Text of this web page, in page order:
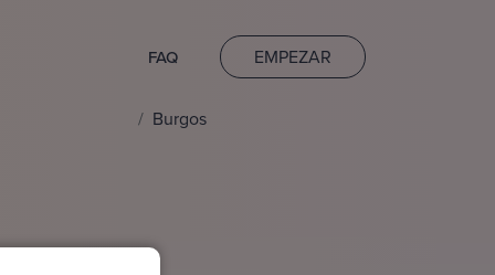
FAQ EMPEZAR
Burgos